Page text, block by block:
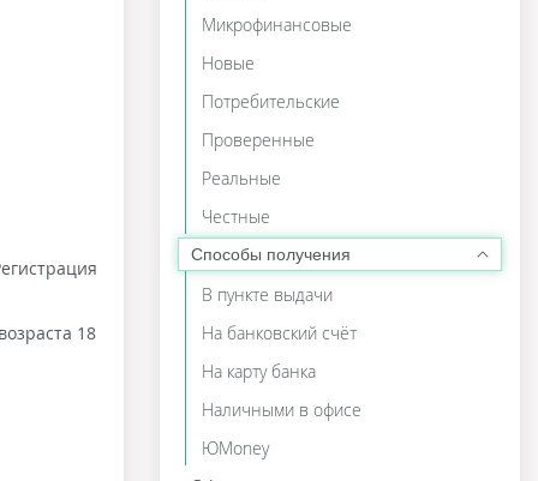
18
Микрофинансовые
Новые
Потребительские
Проверенные
Реальные
Честные
Способы получения
В пункте выдачи
На банковский счёт
На карту банка
Наличными в офисе
ЮMoney